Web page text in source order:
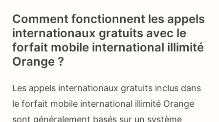
Comment fonctionnent les appels
internationaux gratuits avec le
forfait mobile international illimité
Orange ?
Les appels internationaux gratuits inclus dans
le forfait mobile international illimité Orange
sont généralement basés sur un système